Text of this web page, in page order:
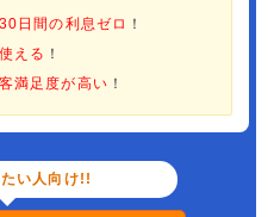
日間の利息ゼロ ！
える ！
満足度が高い ！
い人向け!!